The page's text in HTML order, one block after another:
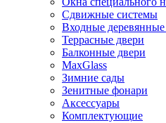
Сдвижные системы
Входные деревянные
Террасные двери
Балконные двери
MaxGlass
Зимние сады
Зенитные фонари
Аксессуары
Комплектующие